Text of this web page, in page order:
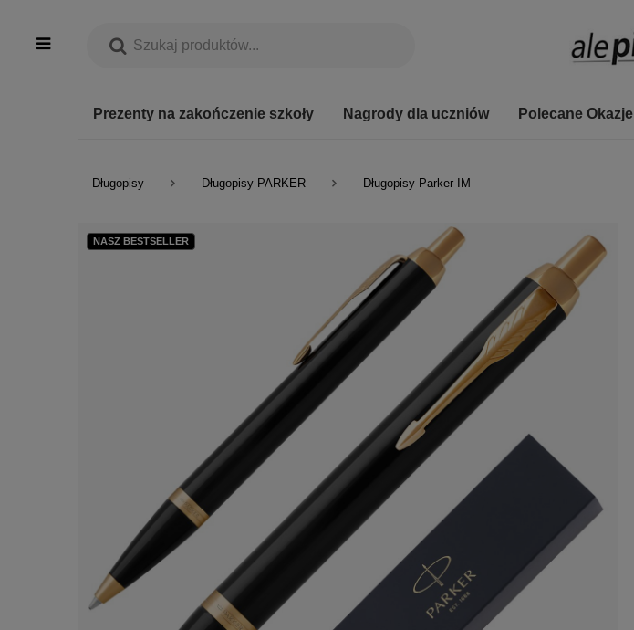
Prezenty na zakończenie szkoły Nagrody dla uczniów Polecane Okazje
Długopisy Długopisy PARKER Długopisy Parker IM
NASZ BESTSELLER